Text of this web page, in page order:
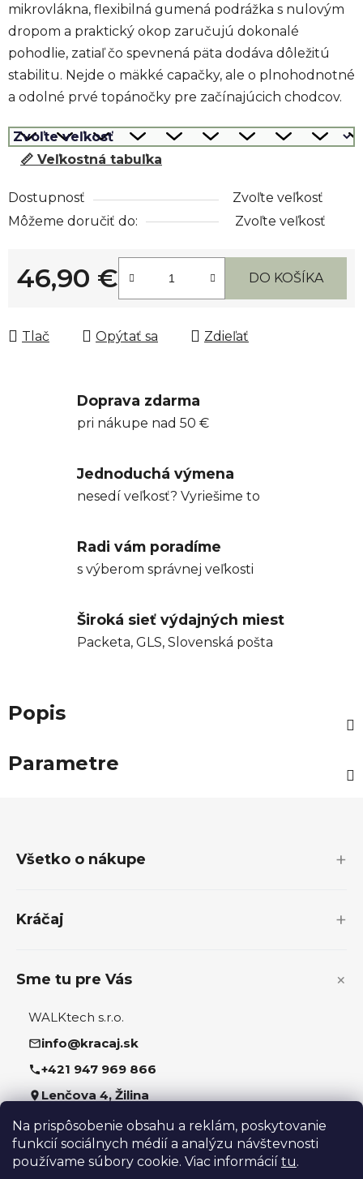
Na prispôsobenie obsahu a reklám, poskytovanie
funkcií sociálnych médií a analýzu návštevnosti
používame súbory cookie. Viac informácií tu.
mikrovlákna, flexibilná gumená podrážka s nulovým
dropom a praktický okop zaručujú dokonalé
pohodlie, zatiaľ čo spevnená päta dodáva dôležitú
stabilitu. Nejde o mäkké capačky, ale o plnohodnotné
a odolné prvé topánočky pre začínajúcich chodcov.
📏 Veľkostná tabuľka
Dostupnosť
Zvoľte veľkosť
Môžeme doručiť do:
Zvoľte veľkosť
46,90 €
Jednotková cena:
DO KOŠÍKA
Tlač Opýtať sa Zdieľať
Doprava zdarma
pri nákupe nad 50 €
Jednoduchá výmena
nesedí veľkosť? Vyriešime to
Radi vám poradíme
s výberom správnej veľkosti
Široká sieť výdajných miest
Packeta, GLS, Slovenská pošta
Popis
Parametre
Všetko o nákupe
Kráčaj
Sme tu pre Vás
WALKtech s.r.o.
info@kracaj.sk
+421 947 969 866
Lenčova 4, Žilina
Sledujte nás